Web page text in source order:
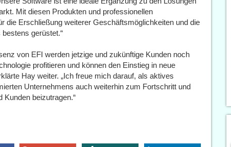
Mit diesen Produkten und professionellen
die Erschließung weiterer Geschäftsmöglichkeiten und die
gerüstet.“
von EFI werden jetzige und zukünftige Kunden noch
profitieren und können den Einstieg in neue
Hay weiter. „Ich freue mich darauf, als aktives
Unternehmens auch weiterhin zum Fortschritt und
Kunden beizutragen.“